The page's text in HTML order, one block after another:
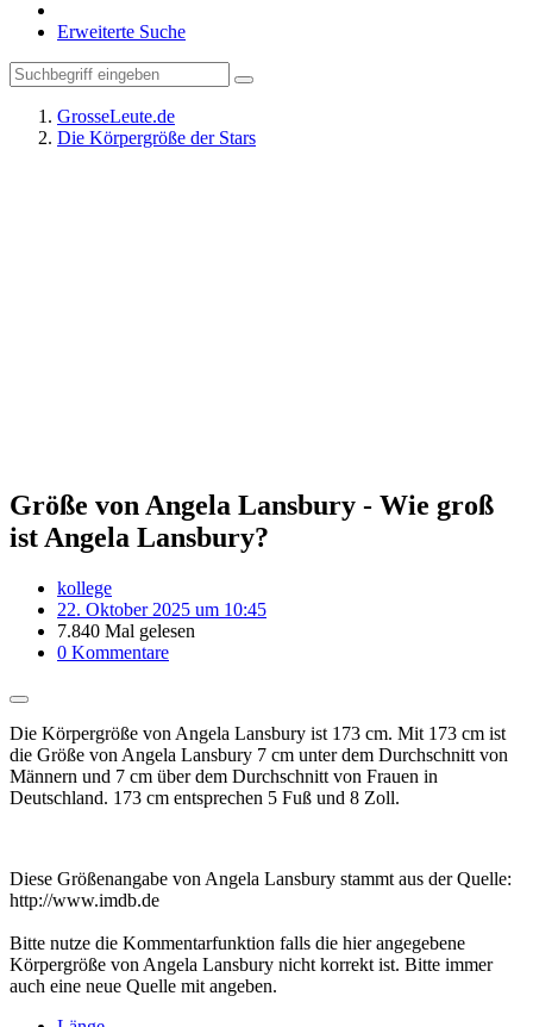
Erweiterte Suche
GrosseLeute.de
Die Körpergröße der Stars
Größe von Angela Lansbury - Wie groß
ist Angela Lansbury?
kollege
22. Oktober 2025 um 10:45
7.840 Mal gelesen
0 Kommentare
Die Körpergröße von Angela Lansbury ist 173 cm. Mit 173 cm ist
die Größe von Angela Lansbury 7 cm unter dem Durchschnitt von
Männern und 7 cm über dem Durchschnitt von Frauen in
Deutschland. 173 cm entsprechen 5 Fuß und 8 Zoll.
Diese Größenangabe von Angela Lansbury stammt aus der Quelle:
http://www.imdb.de
Bitte nutze die Kommentarfunktion falls die hier angegebene
Körpergröße von Angela Lansbury nicht korrekt ist. Bitte immer
auch eine neue Quelle mit angeben.